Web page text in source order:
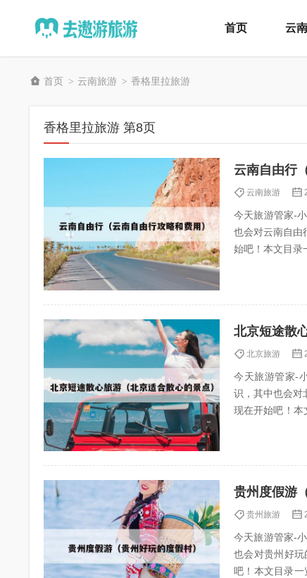
首页 云
首页 > 云南旅游 > 香格里拉旅游
香格里拉旅游 第8页
云南自由行
云南旅游
今天旅游管家-
也会对云南自由
始吧！本文目录一览： 1
北京短途散
北京旅游
今天旅游管家-
识，其中也会对
现在开始吧！本文目录一览
贵州度假游
贵州旅游
今天旅游管家-
也会对贵州好
吧！本文目录一览： 1